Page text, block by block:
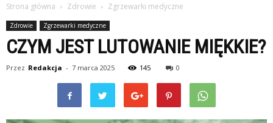
Strona główna Zdrowie Zgrzewarki medyczne
Zdrowie Zgrzewarki medyczne
CZYM JEST LUTOWANIE MIĘKKIE?
Przez Redakcja - 7 marca 2025 145 0